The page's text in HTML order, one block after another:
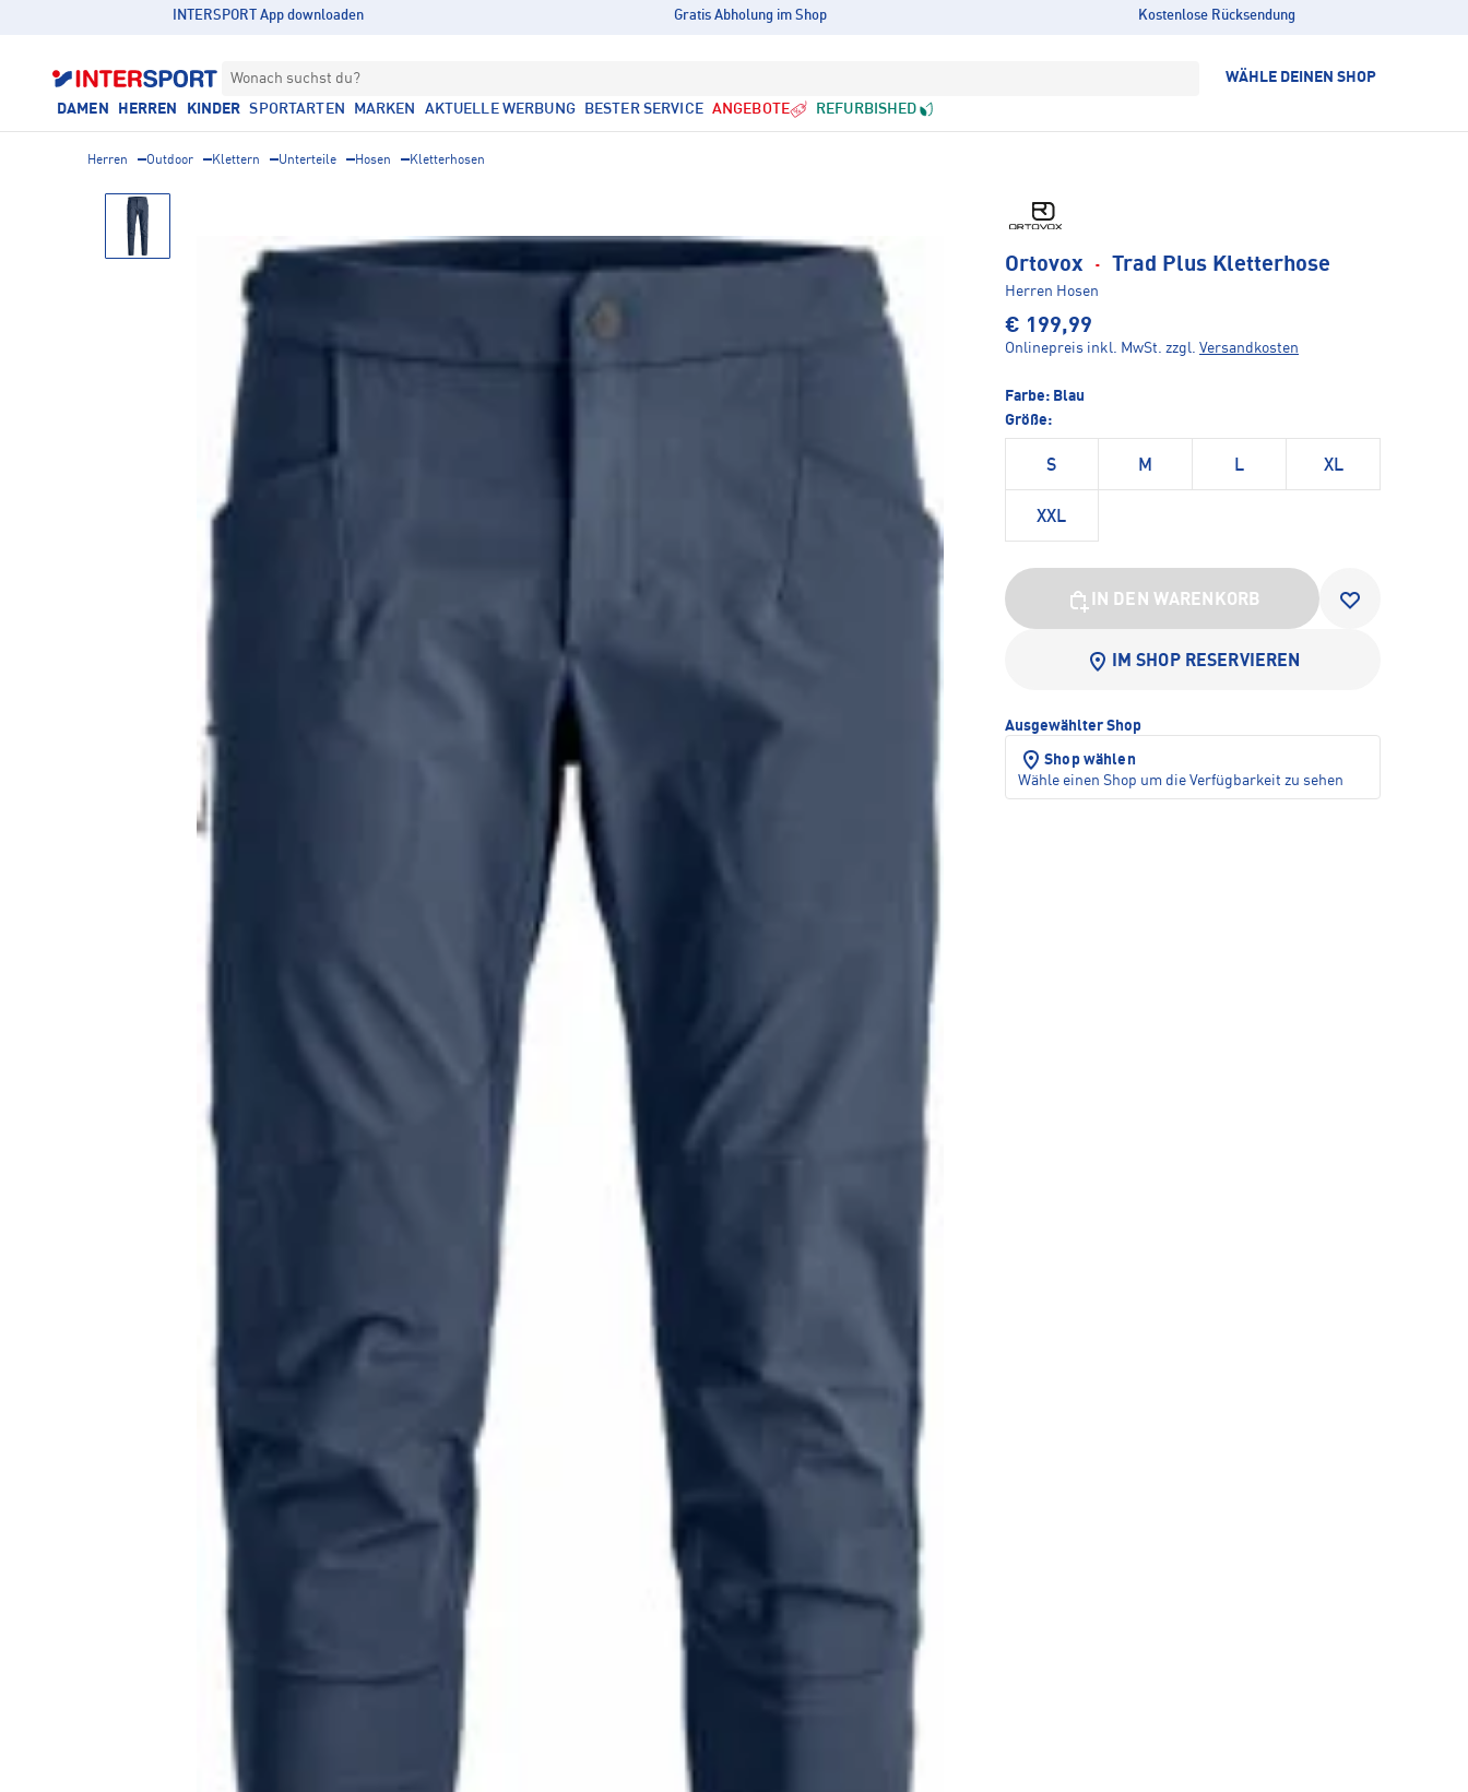
INTERSPORT App downloaden Gratis Abholung im Shop Kostenlose Rücksendung
Wonach suchst du? WÄHLE DEINEN SHOP
DAMEN HERREN KINDER SPORTARTEN MARKEN AKTUELLE WERBUNG BESTER SERVICE ANGEBOTE REFURBISHED
Herren Outdoor Klettern Unterteile Hosen Kletterhosen
Ortovox · Trad Plus Kletterhose
Herren Hosen
€ 199,99
Onlinepreis inkl. MwSt. zzgl. Versandkosten
Farbe: Blau
Größe:
S M L XL
XXL
IN DEN WARENKORB
IM SHOP RESERVIEREN
Ausgewählter Shop
Shop wählen
Wähle einen Shop um die Verfügbarkeit zu sehen